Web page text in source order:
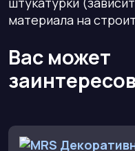
материала на
Вас может